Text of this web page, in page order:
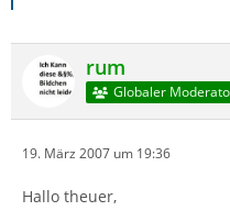
rum
Globaler
19. März 2007 um 19:36
Hallo theuer,